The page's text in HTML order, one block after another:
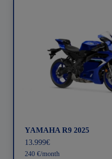
YAMAHA R9 2025
13.999€
240 €/month